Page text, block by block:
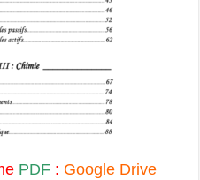
PDF : Google Drive